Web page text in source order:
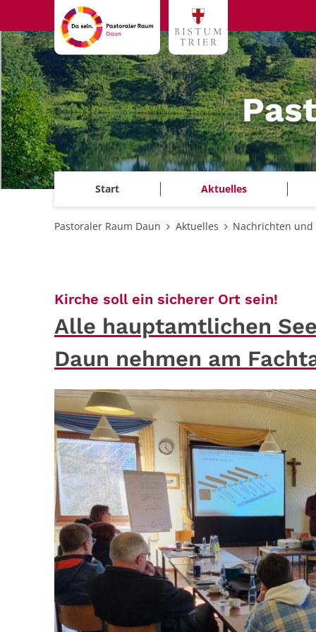
Zum Inhalt springen
Start Aktuelles
Pastoraler Raum Daun Aktuelles Nachrichten und
Kirche soll ein sicherer Ort sein!
Alle hauptamtlichen
Daun nehmen am